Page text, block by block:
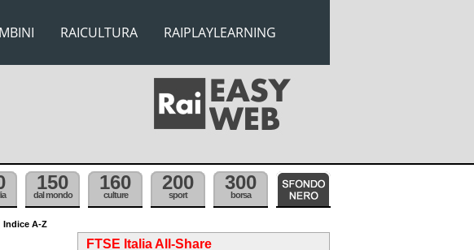
RAICULTURA RAIPLAYLEARNING
150
dal mondo
160
culture
200
sport
300
borsa
Indice A-Z
FTSE Italia All-Share